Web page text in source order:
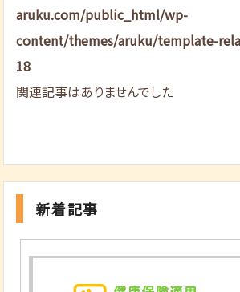
aruku.com/public_html/wp-
content/themes/aruku/template-
18
関連記事はありませんでした
新着記事